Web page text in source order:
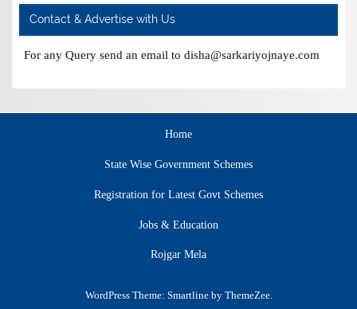
Contact & Advertise with Us
For any Query send an email to disha@sarkariyojnaye.com
Home
State Wise Government Schemes
Registration for Latest Govt Schemes
Jobs & Education
Rojgar Mela
WordPress Theme: Smartline by ThemeZee.